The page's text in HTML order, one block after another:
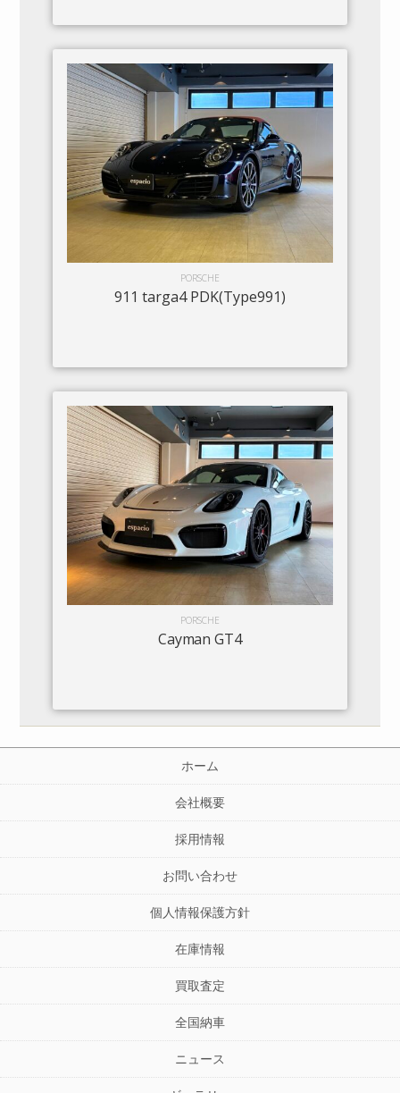
PORSCHE
911 targa4 PDK(Type991)
PORSCHE
Cayman GT4
ホーム
会社概要
採用情報
お問い合わせ
個人情報保護方針
在庫情報
買取査定
全国納車
ニュース